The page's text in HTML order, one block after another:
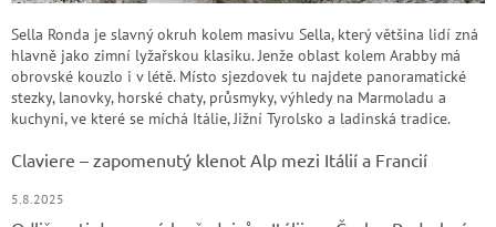
Sella Ronda je slavný okruh kolem masivu Sella, který většina lidí zná
hlavně jako zimní lyžařskou klasiku. Jenže oblast kolem Arabby má
obrovské kouzlo i v létě. Místo sjezdovek tu najdete panoramatické
stezky, lanovky, horské chaty, průsmyky, výhledy na Marmoladu a
kuchyni, ve které se míchá Itálie, Jižní Tyrolsko a ladinská tradice.
Claviere – zapomenutý klenot Alp mezi Itálií a Francií
5.8.2025